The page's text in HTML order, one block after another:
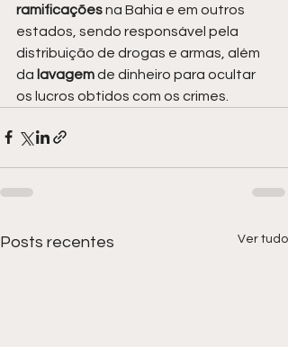
ramificações na Bahia e em outros
estados, sendo responsável pela
distribuição de drogas e armas, além
da lavagem de dinheiro para ocultar
os lucros obtidos com os crimes.
Posts recentes Ver tudo